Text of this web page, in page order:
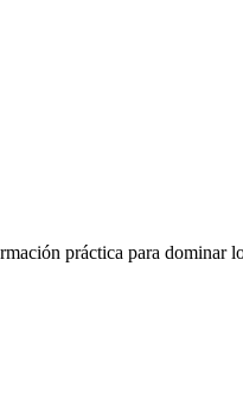
práctica para dominar